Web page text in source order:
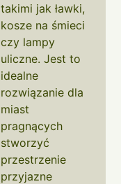
takimi jak ławki,
kosze na śmieci
czy lampy
uliczne. Jest to
idealne
rozwiązanie dla
miast
pragnących
stworzyć
przestrzenie
przyjazne